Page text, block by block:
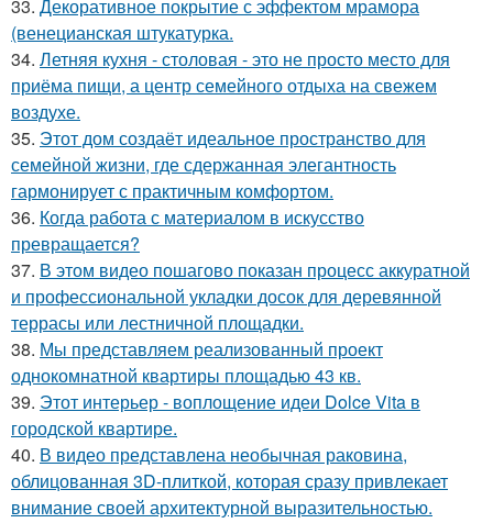
33. Декоративное покрытие с эффектом мрамора
(венецианская штукатурка.
34. Летняя кухня - столовая - это не просто место для
приёма пищи, а центр семейного отдыха на свежем
воздухе.
35. Этот дом создаёт идеальное пространство для
семейной жизни, где сдержанная элегантность
гармонирует с практичным комфортом.
36. Когда работа с материалом в искусство
превращается?
37. В этом видео пошагово показан процесс аккуратной
и профессиональной укладки досок для деревянной
террасы или лестничной площадки.
38. Мы представляем реализованный проект
однокомнатной квартиры площадью 43 кв.
39. Этот интерьер - воплощение идеи Dolce Vita в
городской квартире.
40. В видео представлена необычная раковина,
облицованная 3D-плиткой, которая сразу привлекает
внимание своей архитектурной выразительностью.